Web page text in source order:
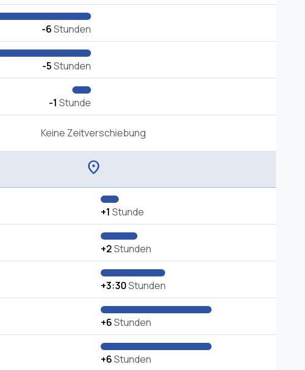
-6Stunden
-5Stunden
-1 Stunde
Keine Zeitverschiebung
location_on
+1 Stunde
+2Stunden
+3:30Stunden
+6Stunden
+6Stunden